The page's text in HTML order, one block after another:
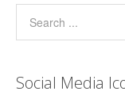
Social Media